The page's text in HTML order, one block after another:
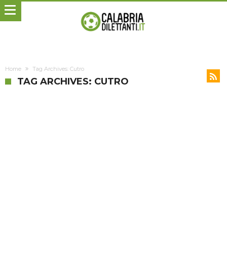
Home Tag Archives: Cutro
TAG ARCHIVES: CUTRO